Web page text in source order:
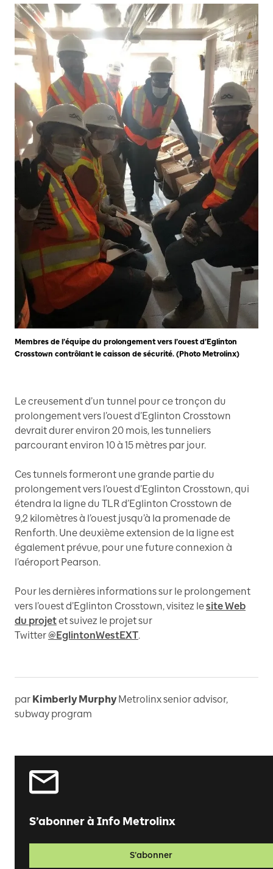
Membres de l’équipe du prolongement vers l’ouest d’Eglinton
Crosstown contrôlant le caisson de sécurité. (Photo Metrolinx)
Le creusement d’un tunnel pour ce tronçon du
prolongement vers l’ouest d’Eglinton Crosstown
devrait durer environ 20 mois, les tunneliers
parcourant environ 10 à 15 mètres par jour.
Ces tunnels formeront une grande partie du
prolongement vers l’ouest d’Eglinton Crosstown, qui
étendra la ligne du TLR d’Eglinton Crosstown de
9,2 kilomètres à l’ouest jusqu’à la promenade de
Renforth. Une deuxième extension de la ligne est
également prévue, pour une future connexion à
l’aéroport Pearson.
Pour les dernières informations sur le prolongement
vers l’ouest d’Eglinton Crosstown, visitez lesite Web
du projetet suivez le projet sur
Twitter@EglintonWestEXT.
par Kimberly Murphy Metrolinx senior advisor,
subway program
S’abonner à Info Metrolinx
S’abonner